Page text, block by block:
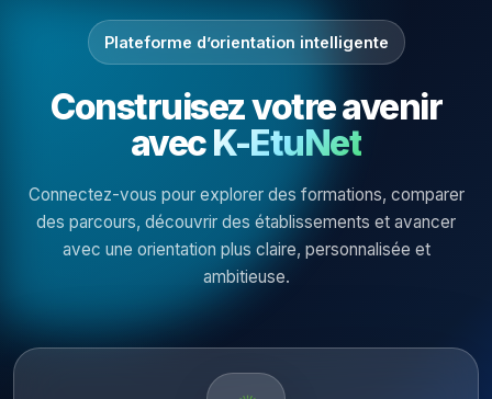
Plateforme d’orientation intelligente
Construisez votre avenir
avecK-EtuNet
Connectez-vous pour explorer des formations, comparer
des parcours, découvrir des établissements et avancer
avec une orientation plus claire, personnalisée et
ambitieuse.